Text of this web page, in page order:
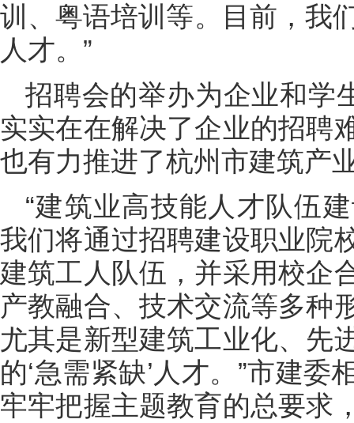
训、粤语培训等。目前，我
人才。”
招聘会的举办为企业和学
实实在在解决了企业的招聘
也有力推进了杭州市建筑产
“建筑业高技能人才队伍
我们将通过招聘建设职业院
建筑工人队伍，并采用校企
产教融合、技术交流等多种
尤其是新型建筑工业化、先
的‘急需紧缺’人才。”市建
牢牢把握主题教育的总要求